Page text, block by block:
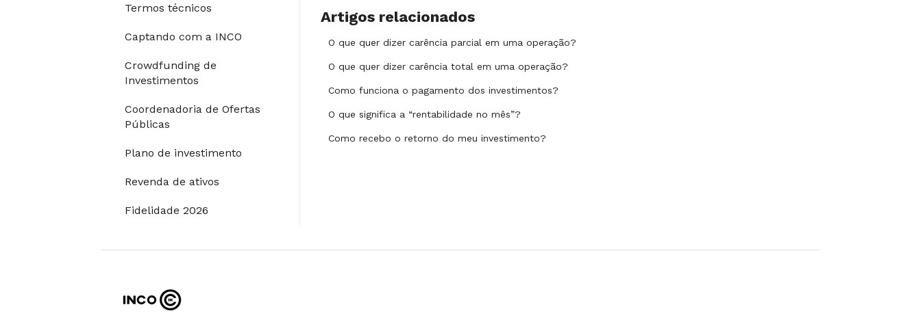
Artigos relacionados
O que quer dizer carência parcial em uma operação?
O que quer dizer carência total em uma operação?
Como funciona o pagamento dos investimentos?
O que significa a “rentabilidade no mês”?
Como recebo o retorno do meu investimento?
investimentos
Termos técnicos
Captando com a INCO
Crowdfunding de
Investimentos
Coordenadoria de Ofertas
Públicas
Plano de investimento
Revenda de ativos
Fidelidade 2026